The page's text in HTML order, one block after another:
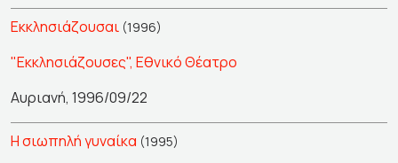
Εκκλησιάζουσαι (1996)
"Εκκλησιάζουσες", Εθνικό Θέατρο
Αυριανή, 1996/09/22
Η σιωπηλή γυναίκα (1995)